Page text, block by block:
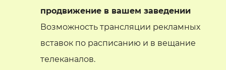
продвижение в вашем заведении
Возможность трансляции рекламных
вставок по расписанию и в вещание
телеканалов.